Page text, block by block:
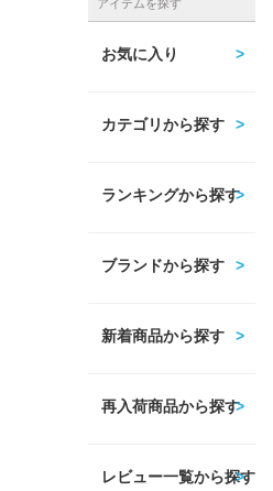
アイテムを探す
お気に入り
カテゴリから探す
ランキングから探す
ブランドから探す
新着商品から探す
再入荷商品から探す
レビュー一覧から探す